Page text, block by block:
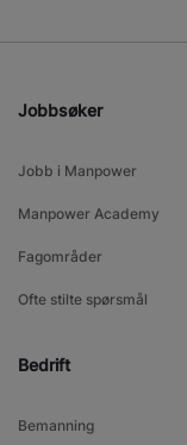
Jobbsøker
Jobb i Manpower
Manpower Academy
Fagområder
Ofte stilte spørsmål
Bedrift
Bemanning